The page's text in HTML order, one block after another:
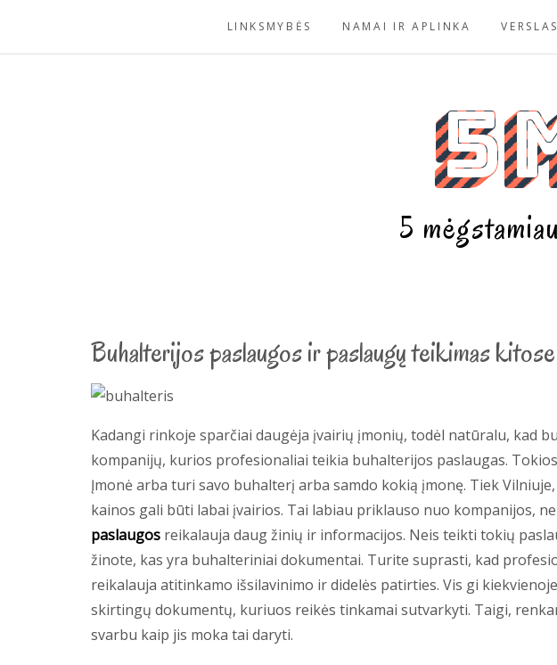
LINKSMYBĖS NAMAI IR APLINKA
5
Buhalterijos paslaugos ir paslaugų teikimas
Kadangi rinkoje sparčiai daugėja įvairių įmonių, todėl natūralu, kad
kompanijų, kurios profesionaliai teikia buhalterijos paslaugas.
Įmonė arba turi savo buhalterį arba samdo kokią įmonę. Tiek
kainos gali būti labai įvairios. Tai labiau priklauso nuo kompanijos,
paslaugos reikalauja daug žinių ir informacijos. Neis teikti tokių
žinote, kas yra buhalteriniai dokumentai. Turite suprasti, kad
reikalauja atitinkamo išsilavinimo ir didelės patirties. Vis gi
skirtingų dokumentų, kuriuos reikės tinkamai sutvarkyti. Taigi,
svarbu kaip jis moka tai daryti.